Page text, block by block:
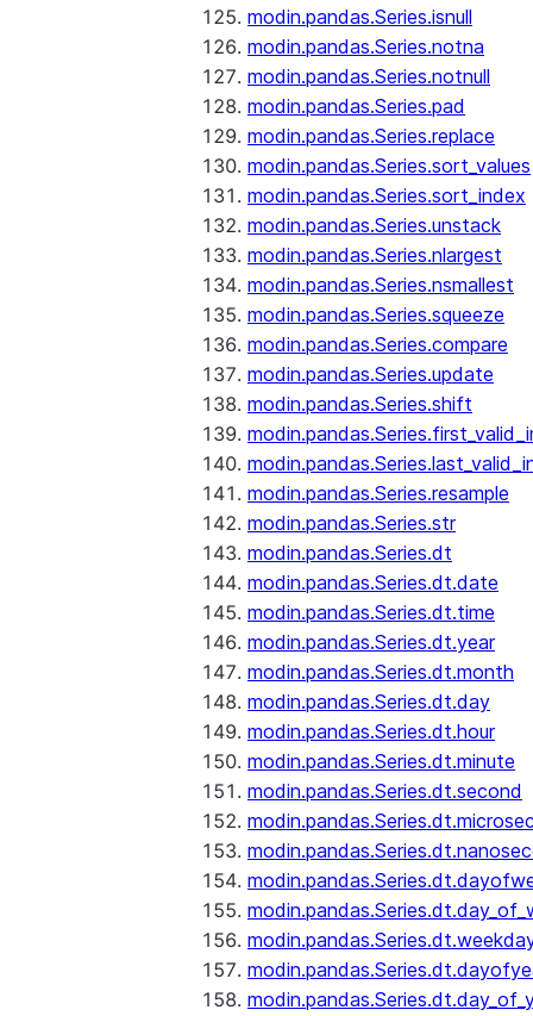
modin.pandas.Series.isnull
modin.pandas.Series.notna
modin.pandas.Series.notnull
modin.pandas.Series.pad
modin.pandas.Series.replace
modin.pandas.Series.sort_values
modin.pandas.Series.sort_index
modin.pandas.Series.unstack
modin.pandas.Series.nlargest
modin.pandas.Series.nsmallest
modin.pandas.Series.squeeze
modin.pandas.Series.compare
modin.pandas.Series.update
modin.pandas.Series.shift
modin.pandas.Series.resample
modin.pandas.Series.str
modin.pandas.Series.dt
modin.pandas.Series.dt.date
modin.pandas.Series.dt.time
modin.pandas.Series.dt.year
modin.pandas.Series.dt.month
modin.pandas.Series.dt.day
modin.pandas.Series.dt.hour
modin.pandas.Series.dt.minute
modin.pandas.Series.dt.second